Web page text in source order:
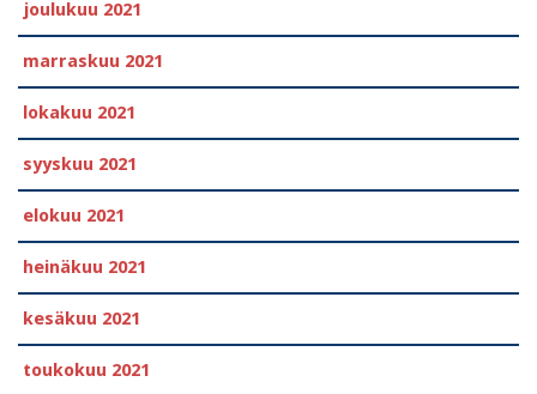
joulukuu 2021
marraskuu 2021
lokakuu 2021
syyskuu 2021
elokuu 2021
heinäkuu 2021
kesäkuu 2021
toukokuu 2021